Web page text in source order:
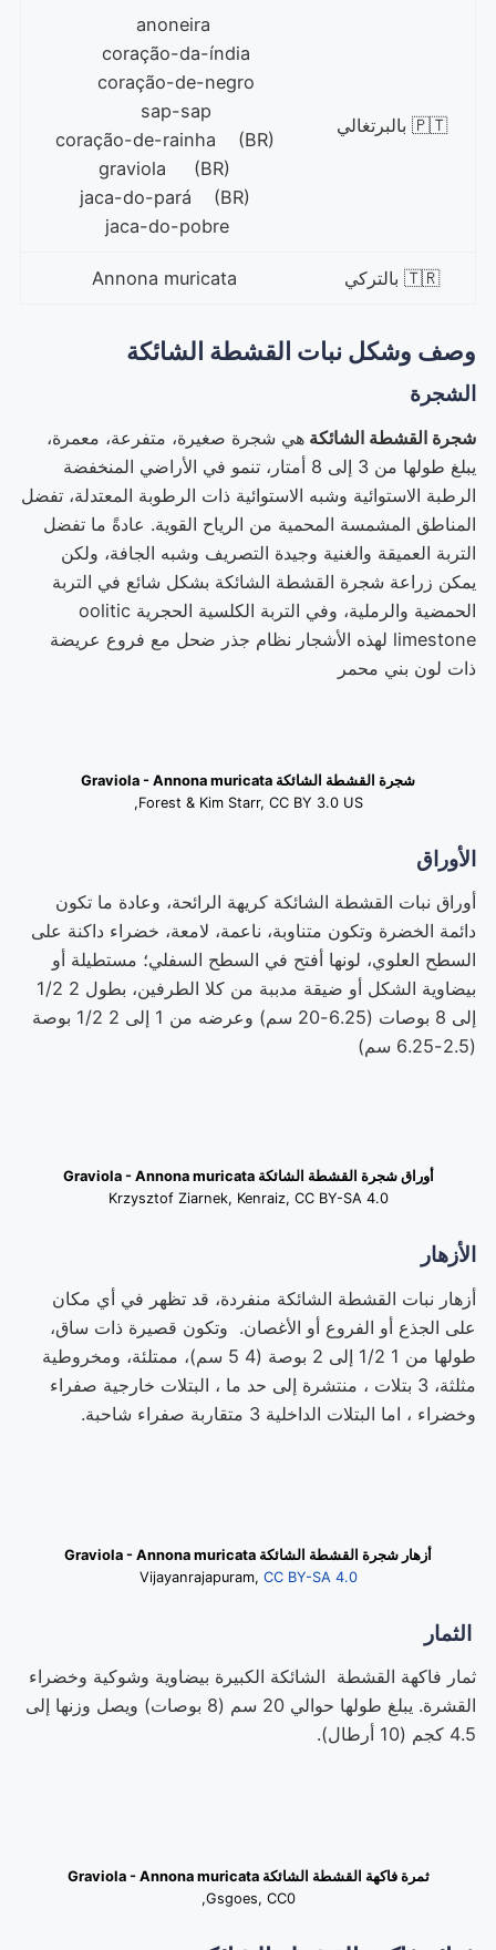
🇵🇹 بالبرتغالي
coração-da-índia
coração-de-negro
sap-sap
coração-de-rainha (BR)
graviola (BR)
jaca-do-pará (BR)
jaca-do-pobre
🇹🇷 بالتركي
وصف وشكل نبات القشطة الشائكة
الشجرة
شجرة القشطة الشائكة هي شجرة صغيرة، متفرعة، معمرة،
يبلغ طولها من 3 إلى 8 أمتار، تنمو في الأراضي المنخفضة
الرطبة الاستوائية وشبه الاستوائية ذات الرطوبة المعتدلة، تفضل
المناطق المشمسة المحمية من الرياح القوية. عادةً ما تفضل
التربة العميقة والغنية وجيدة التصريف وشبه الجافة، ولكن
يمكن زراعة شجرة القشطة الشائكة بشكل شائع في التربة
الحمضية والرملية، وفي التربة الكلسية الحجرية oolitic
limestone لهذه الأشجار نظام جذر ضحل مع فروع عريضة
ذات لون بني محمر
شجرة القشطة الشائكة Graviola - Annona muricata
Forest & Kim Starr, CC BY 3.0 US,
الأوراق
أوراق نبات القشطة الشائكة كريهة الرائحة، وعادة ما تكون
دائمة الخضرة وتكون متناوبة، ناعمة، لامعة، خضراء داكنة على
السطح العلوي، لونها أفتح في السطح السفلي؛ مستطيلة أو
بيضاوية الشكل أو ضيقة مدببة من كلا الطرفين، بطول 2 1/2
إلى 8 بوصات (6.25-20 سم) وعرضه من 1 إلى 2 1/2 بوصة
(2.5-6.25 سم)
أوراق شجرة القشطة الشائكة Graviola - Annona muricata
Krzysztof Ziarnek, Kenraiz, CC BY-SA 4.0
الأزهار
أزهار نبات القشطة الشائكة منفردة، قد تظهر في أي مكان
على الجذع أو الفروع أو الأغصان. وتكون قصيرة ذات ساق،
طولها من 1 1/2 إلى 2 بوصة (4 5 سم)، ممتلئة، ومخروطية
مثلثة، 3 بتلات ، منتشرة إلى حد ما ، البتلات خارجية صفراء
وخضراء ، اما البتلات الداخلية 3 متقاربة صفراء شاحبة.
أزهار شجرة القشطة الشائكة Graviola - Annona muricata
Vijayanrajapuram, CC BY-SA 4.0
الثمار
ثمار فاكهة القشطة الشائكة الكبيرة بيضاوية وشوكية وخضراء
القشرة. يبلغ طولها حوالي 20 سم (8 بوصات) ويصل وزنها إلى
4.5 كجم (10 أرطال).
ثمرة فاكهة القشطة الشائكة Graviola - Annona muricata
Gsgoes, CC0,